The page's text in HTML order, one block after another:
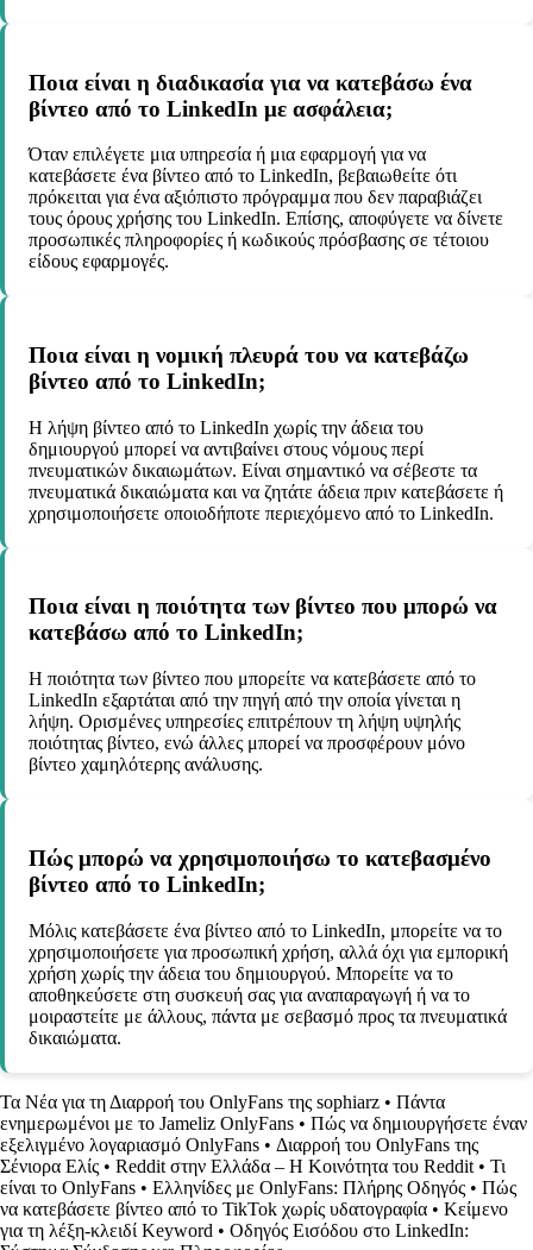
Ποια είναι η διαδικασία για να κατεβάσω ένα
βίντεο από το LinkedIn με ασφάλεια;
Όταν επιλέγετε μια υπηρεσία ή μια εφαρμογή για να
κατεβάσετε ένα βίντεο από το LinkedIn, βεβαιωθείτε ότι
πρόκειται για ένα αξιόπιστο πρόγραμμα που δεν παραβιάζει
τους όρους χρήσης του LinkedIn. Επίσης, αποφύγετε να δίνετε
προσωπικές πληροφορίες ή κωδικούς πρόσβασης σε τέτοιου
είδους εφαρμογές.
Ποια είναι η νομική πλευρά του να κατεβάζω
βίντεο από το LinkedIn;
Η λήψη βίντεο από το LinkedIn χωρίς την άδεια του
δημιουργού μπορεί να αντιβαίνει στους νόμους περί
πνευματικών δικαιωμάτων. Είναι σημαντικό να σέβεστε τα
πνευματικά δικαιώματα και να ζητάτε άδεια πριν κατεβάσετε ή
χρησιμοποιήσετε οποιοδήποτε περιεχόμενο από το LinkedIn.
Ποια είναι η ποιότητα των βίντεο που μπορώ να
κατεβάσω από το LinkedIn;
Η ποιότητα των βίντεο που μπορείτε να κατεβάσετε από το
LinkedIn εξαρτάται από την πηγή από την οποία γίνεται η
λήψη. Ορισμένες υπηρεσίες επιτρέπουν τη λήψη υψηλής
ποιότητας βίντεο, ενώ άλλες μπορεί να προσφέρουν μόνο
βίντεο χαμηλότερης ανάλυσης.
Πώς μπορώ να χρησιμοποιήσω το κατεβασμένο
βίντεο από το LinkedIn;
Μόλις κατεβάσετε ένα βίντεο από το LinkedIn, μπορείτε να το
χρησιμοποιήσετε για προσωπική χρήση, αλλά όχι για εμπορική
χρήση χωρίς την άδεια του δημιουργού. Μπορείτε να το
αποθηκεύσετε στη συσκευή σας για αναπαραγωγή ή να το
μοιραστείτε με άλλους, πάντα με σεβασμό προς τα πνευματικά
δικαιώματα.
Τα Νέα για τη Διαρροή του OnlyFans της sophiarz • Πάντα
ενημερωμένοι με τo Jameliz OnlyFans • Πώς να δημιουργήσετε έναν
εξελιγμένο λογαριασμό OnlyFans • Διαρροή του OnlyFans της
Σένιορα Ελίς • Reddit στην Ελλάδα – Η Κοινότητα του Reddit • Τι
είναι το OnlyFans • Ελληνίδες με OnlyFans: Πλήρης Οδηγός • Πώς
να κατεβάσετε βίντεο από το TikTok χωρίς υδατογραφία • Κείμενο
για τη λέξη-κλειδί Keyword • Οδηγός Εισόδου στο LinkedIn: